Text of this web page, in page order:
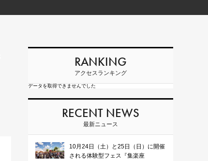
RANKING
アクセスランキング
データを取得できませんでした
RECENT NEWS
最新ニュース
10月24日（土）と25日（日）に開催
される体験型フェス『集楽座